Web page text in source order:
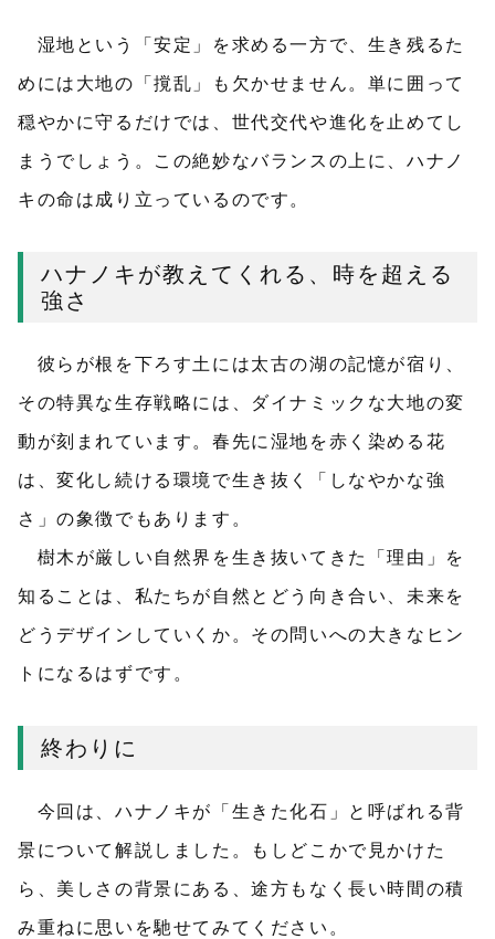
湿地という「安定」を求める一方で、生き残るた
めには大地の「撹乱」も欠かせません。単に囲って
穏やかに守るだけでは、世代交代や進化を止めてし
まうでしょう。この絶妙なバランスの上に、ハナノ
キの命は成り立っているのです。
ハナノキが教えてくれる、時を超える
強さ
彼らが根を下ろす土には太古の湖の記憶が宿り、
その特異な生存戦略には、ダイナミックな大地の変
動が刻まれています。春先に湿地を赤く染める花
は、変化し続ける環境で生き抜く「しなやかな強
さ」の象徴でもあります。
樹木が厳しい自然界を生き抜いてきた「理由」を
知ることは、私たちが自然とどう向き合い、未来を
どうデザインしていくか。その問いへの大きなヒン
トになるはずです。
終わりに
今回は、ハナノキが「生きた化石」と呼ばれる背
景について解説しました。もしどこかで見かけた
ら、美しさの背景にある、途方もなく長い時間の積
み重ねに思いを馳せてみてください。